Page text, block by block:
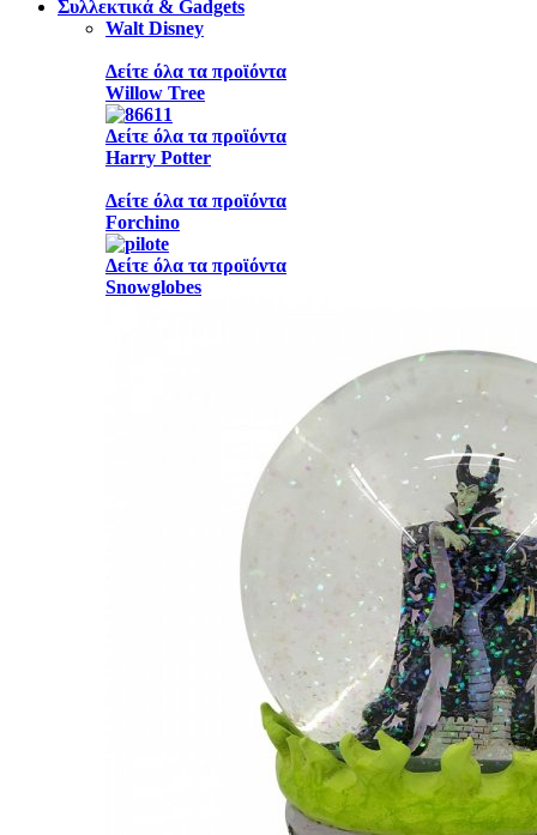
Συλλεκτικά & Gadgets
Walt Disney
Δείτε όλα τα προϊόντα
Willow Tree
Δείτε όλα τα προϊόντα
Harry Potter
Δείτε όλα τα προϊόντα
Forchino
Δείτε όλα τα προϊόντα
Snowglobes